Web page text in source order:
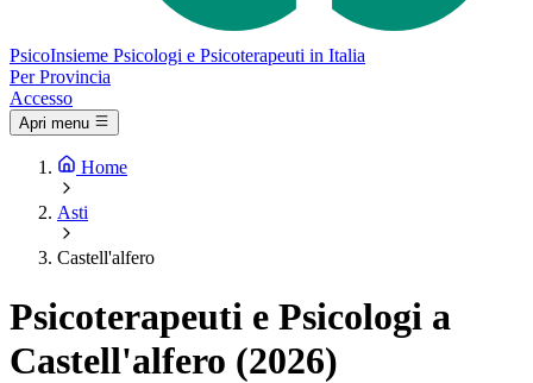
PsicoInsieme Psicologi e Psicoterapeuti in Italia
Per Provincia
Accesso
Apri menu
Home
Asti
Castell'alfero
Psicoterapeuti e Psicologi a
Castell'alfero (2026)